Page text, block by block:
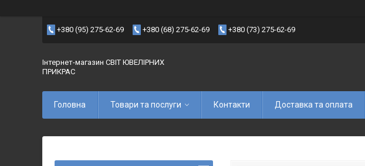
+380 (95) 275-62-69 +380 (68) 275-62-69 +380 (73) 275-62-69
Інтернет-магазин СВІТ ЮВЕЛІРНИХ
ПРИКРАС
Головна Товари та послуги Контакти Доставка та оплата